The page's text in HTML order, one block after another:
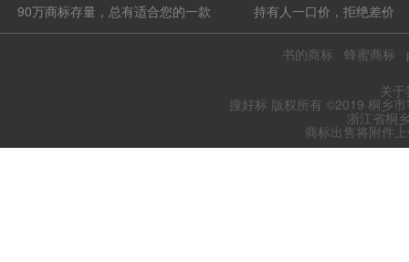
90万商标存量，总有适合您的一款 持有人一口价，拒绝差价
书的商标 蜂蜜商标
关
搜好标 版权所有 ©2019 桐乡
浙江省桐
商标出售将附件